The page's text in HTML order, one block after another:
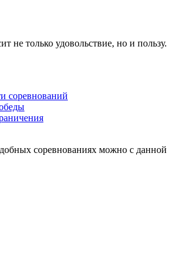
не только удовольствие, но и пользу.
соревнований
соревнованиях можно с данной